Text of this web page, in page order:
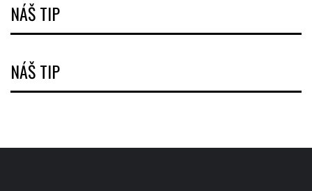
NÁŠ TIP
NÁŠ TIP